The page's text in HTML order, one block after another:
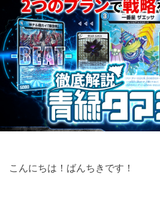
こんにちは！ばんちきです！